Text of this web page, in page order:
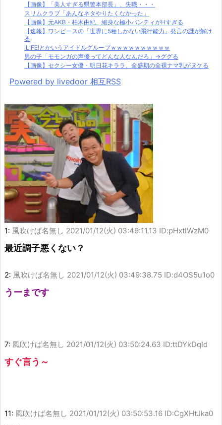
【画像】「美人すぎる県警本部長」、失職・・・
スリムクラブ「あんなネタやりたくなかった」
【画像】元AKB・柏木由紀、細身な極小パンティがHすぎる
【速報】ワンピースの「世界に5種しかない飛行能力」発言の謎が解け
る
iLIFE!とかいうアイドルグループｗｗｗｗｗｗｗｗｗｗ
男の子「モモンガの声優ってどんな人なんだろ」→ググる
【画像】セクシー女優・明日花キララ、全盛期の全裸ナマ乳がヌケる
Powered by livedoor 相互RSS
1: 風吹けば名無し 2021/01/12(火) 03:49:11.13 ID:pHxtlWzM0
最近調子悪くない？
2: 風吹けば名無し 2021/01/12(火) 03:49:38.75 ID:d4OS5u1o0
うーまです
7: 風吹けば名無し 2021/01/12(火) 03:50:24.63 ID:ttDYkDqId
すぐ言う～
11: 風吹けば名無し 2021/01/12(火) 03:50:53.16 ID:CgXHtJka0